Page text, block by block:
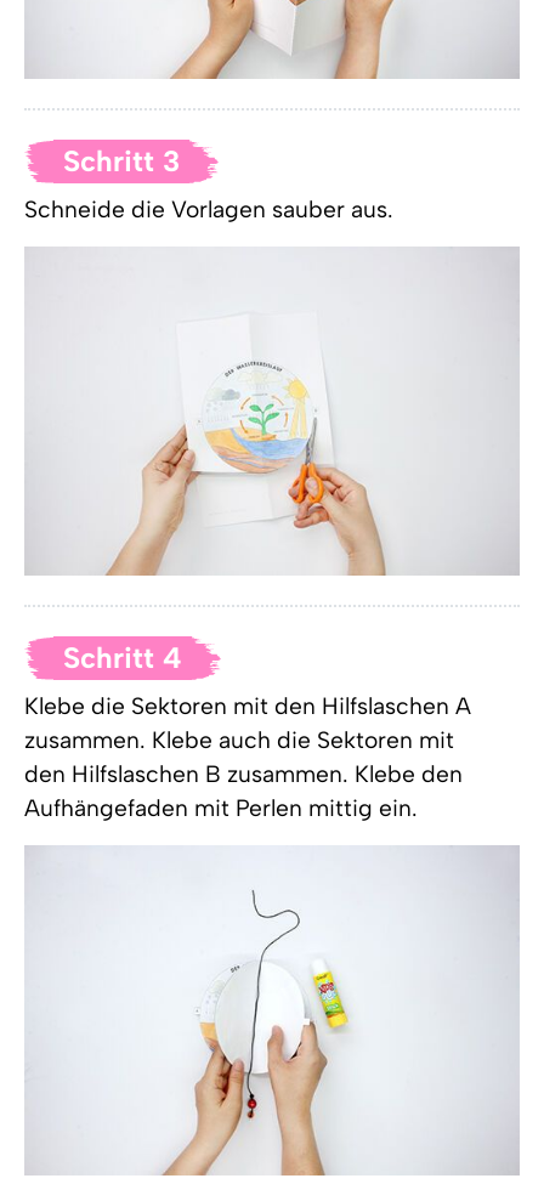
Schritt 3
Schneide die Vorlagen sauber aus.
Schritt 4
Klebe die Sektoren mit den Hilfslaschen A
zusammen. Klebe auch die Sektoren mit
den Hilfslaschen B zusammen. Klebe den
Aufhängefaden mit Perlen mittig ein.